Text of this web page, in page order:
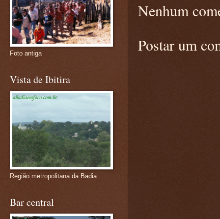
Nenhum
Postar um
Foto antiga
Vista de Ibitira
Região metropolitana da Badia
Bar central